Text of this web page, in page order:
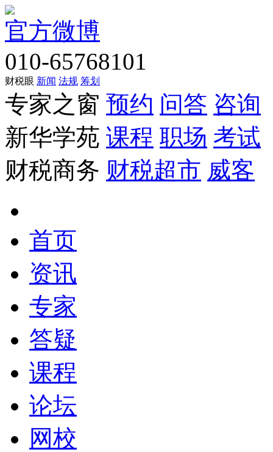
官方微博
010-65768101
财税眼 新闻 法规 筹划
专家之窗 预约 问答 咨询
新华学苑 课程 职场 考试
财税商务 财税超市 威客
首页
资讯
专家
答疑
课程
论坛
网校